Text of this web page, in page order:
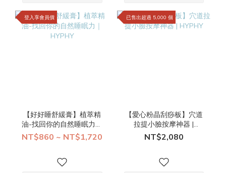
登入享會員價
【好好睡舒緩膏】植萃精
油-找回你的自然睡眠力｜
HYPHY
NT$860 ~ NT$1,720
已售出超過 5,000 個
【愛心粉晶刮痧板】穴道
拉提小臉按摩神器 |
HYPHY
NT$2,080